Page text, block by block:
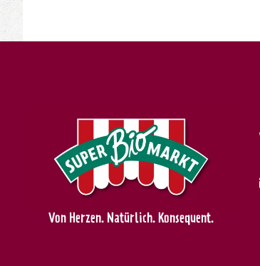
Von Herzen. Natürlich. Konsequent.